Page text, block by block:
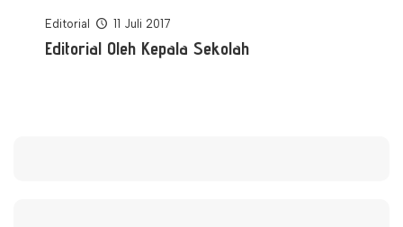
Editorial 11 Juli 2017
Editorial Oleh Kepala Sekolah